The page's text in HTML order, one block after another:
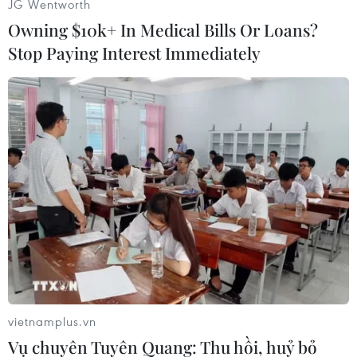
cũng không giấu diếm ý định giúp anh hồi
hương./.
Clip trận đấu:
JG Wentworth
Owning $10k+ In Medical Bills Or Loans?
Stop Paying Interest Immediately
vietnamplus.vn
Vụ chuyên Tuyên Quang: Thu hồi, huỷ bỏ